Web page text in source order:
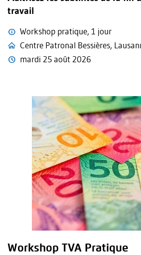
travail
Workshop pratique, 1 jour
Centre Patronal Bessières,
mardi 25 août 2026
Workshop TVA Pratique